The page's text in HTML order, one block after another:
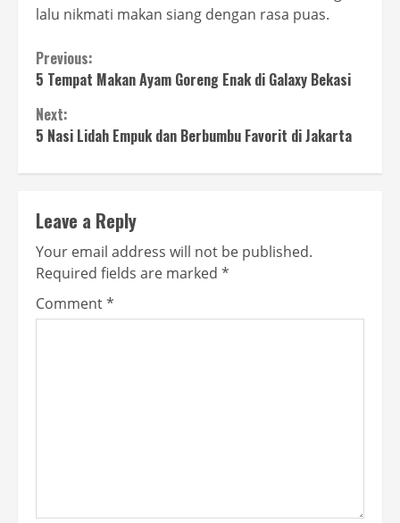
lalu nikmati makan siang dengan rasa puas.
Continue
Reading
Previous:
5 Tempat Makan Ayam Goreng Enak di Galaxy Bekasi
Next:
5 Nasi Lidah Empuk dan Berbumbu Favorit di Jakarta
Leave a Reply
Your email address will not be published.
Required fields are marked *
Comment*